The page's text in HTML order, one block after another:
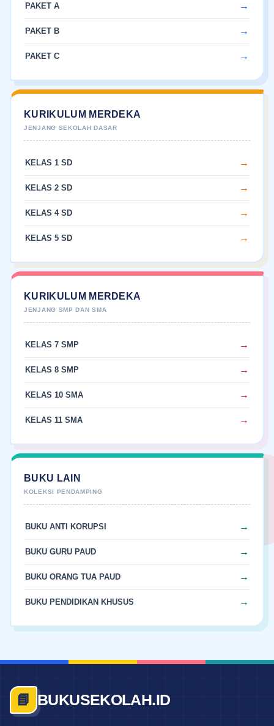
PAKET A
PAKET B
PAKET C
KURIKULUM MERDEKA
KELAS 1 SD
KELAS 2 SD
KELAS 4 SD
KELAS 5 SD
KURIKULUM MERDEKA
KELAS 7 SMP
KELAS 8 SMP
KELAS 10 SMA
KELAS 11 SMA
BUKU LAIN
BUKU ANTI KORUPSI
BUKU GURU PAUD
BUKU ORANG TUA PAUD
BUKU PENDIDIKAN KHUSUS
📘 BUKUSEKOLAH.ID